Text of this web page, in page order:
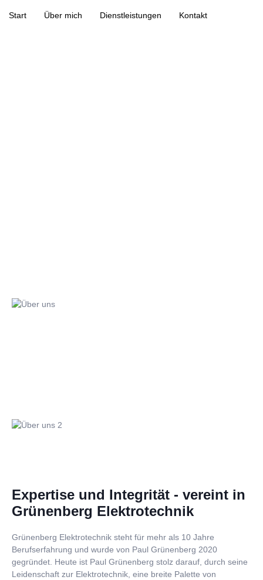
Start Über mich Dienstleistungen Kontakt
Expertise und Integrität - vereint in
Grünenberg Elektrotechnik
Grünenberg Elektrotechnik steht für mehr als 10 Jahre
Berufserfahrung und wurde von Paul Grünenberg 2020
gegründet. Heute ist Paul Grünenberg stolz darauf, durch seine
Leidenschaft zur Elektrotechnik, eine breite Palette von